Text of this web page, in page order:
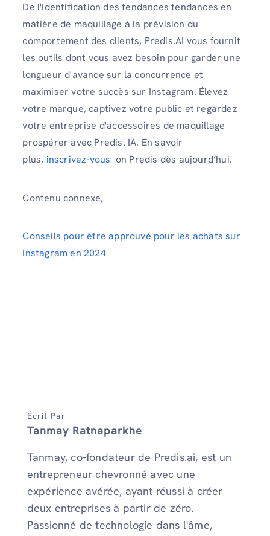
De l'identification des tendances tendances en
matière de maquillage à la prévision du
comportement des clients, Predis.AI vous fournit
les outils dont vous avez besoin pour garder une
longueur d'avance sur la concurrence et
maximiser votre succès sur Instagram. Élevez
votre marque, captivez votre public et regardez
votre entreprise d'accessoires de maquillage
prospérer avec Predis. IA. En savoir
plus, inscrivez-vous on Predis dès aujourd’hui.
Contenu connexe,
Conseils pour être approuvé pour les achats sur
Instagram en 2024
Écrit Par
Tanmay Ratnaparkhe
Tanmay, co-fondateur de Predis.ai, est un
entrepreneur chevronné avec une
expérience avérée, ayant réussi à créer
deux entreprises à partir de zéro.
Passionné de technologie dans l'âme,